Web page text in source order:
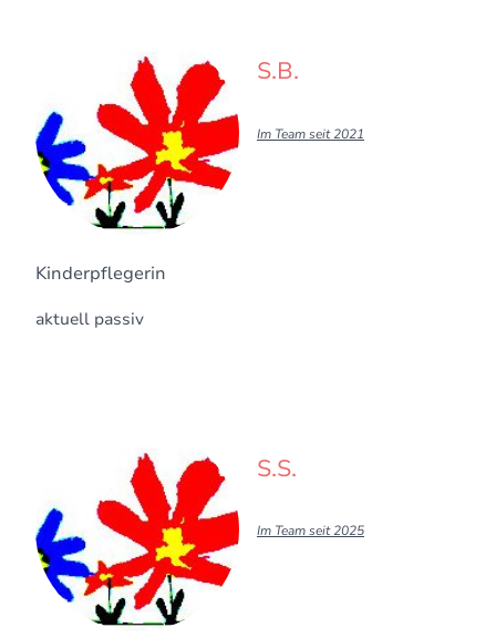
Kinderpflegerin
aktuell passiv
S.B.
Im Team seit 2021
S.S.
Im Team seit 2025